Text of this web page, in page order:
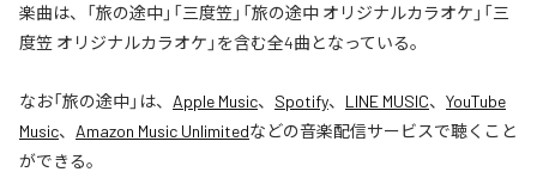
楽曲は、「旅の途中」「三度笠」「旅の途中 オリジナルカラオケ」「三
度笠 オリジナルカラオケ」を含む全4曲となっている。
なお「旅の途中」は、 Apple Music、 Spotify、 LINE MUSIC、 YouTube
Music、 Amazon Music Unlimitedなどの音楽配信サービスで聴くこと
ができる。